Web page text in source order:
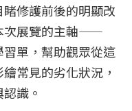
修護前後的明顯改
次展覽的主軸——
習單，幫助觀眾從這
常見的劣化狀況，
識。